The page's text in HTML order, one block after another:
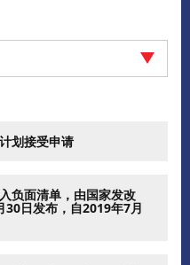
划接受申请
负面清单，由国家发改
日发布，自2019年7月